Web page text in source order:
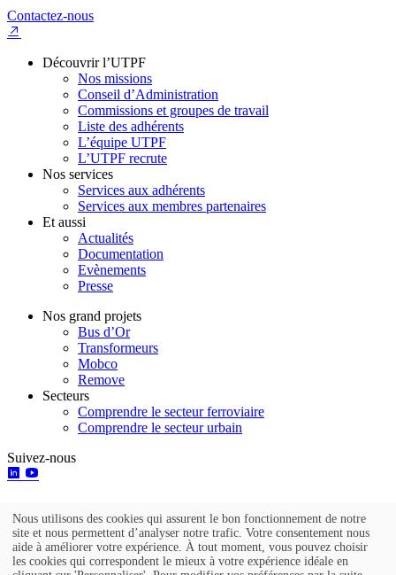
Contactez-nous
Découvrir l’UTPF
Nos missions
Conseil d’Administration
Commissions et groupes de travail
Liste des adhérents
L’équipe UTPF
L’UTPF recrute
Nos services
Services aux adhérents
Services aux membres partenaires
Et aussi
Actualités
Documentation
Evènements
Presse
Nos grand projets
Bus d’Or
Transformeurs
Mobco
Remove
Secteurs
Comprendre le secteur ferroviaire
Comprendre le secteur urbain
Suivez-nous
Go to top
Utilisation
des
Nous utilisons des cookies qui assurent le bon fonctionnement de notre
site et nous permettent d’analyser notre trafic. Votre consentement nous
aide à améliorer votre expérience. À tout moment, vous pouvez choisir
les cookies qui correspondent le mieux à votre expérience idéale en